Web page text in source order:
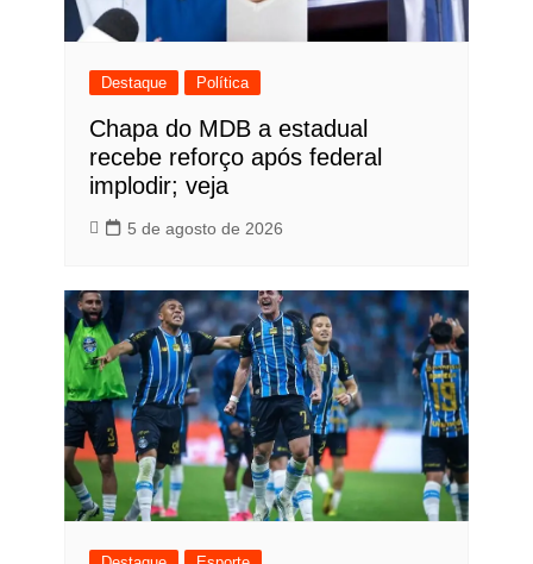
Destaque Política
Chapa do MDB a estadual
recebe reforço após federal
implodir; veja
5 de agosto de 2026